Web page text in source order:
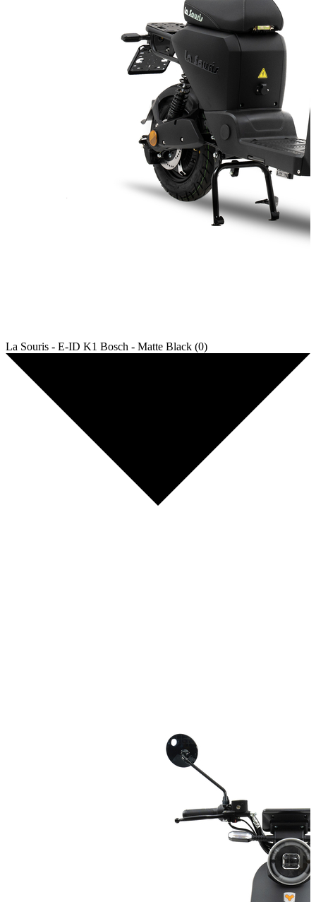
La Souris - E-ID K1 Bosch - Matte Black (0)